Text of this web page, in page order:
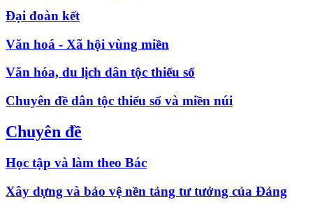
Đại đoàn kết
Văn hoá - Xã hội vùng miền
Văn hóa, du lịch dân tộc thiểu số
Chuyên đề dân tộc thiểu số và miền núi
Chuyên đề
Học tập và làm theo Bác
Xây dựng và bảo vệ nền tảng tư tưởng của Đảng